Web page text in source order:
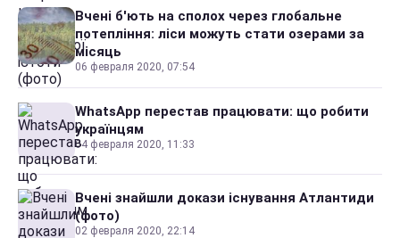
Вчені б'ють на сполох через глобальне
потепління: ліси можуть стати озерами за
місяць
06 февраля 2020, 07:54
WhatsApp перестав працювати: що робити
українцям
04 февраля 2020, 11:33
Вчені знайшли докази існування Атлантиди
(фото)
02 февраля 2020, 22:14